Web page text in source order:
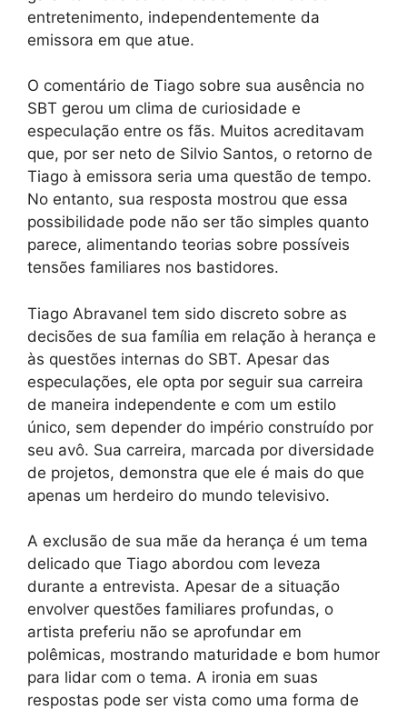
entretenimento, independentemente da
emissora em que atue.
O comentário de Tiago sobre sua ausência no
SBT gerou um clima de curiosidade e
especulação entre os fãs. Muitos acreditavam
que, por ser neto de Silvio Santos, o retorno de
Tiago à emissora seria uma questão de tempo.
No entanto, sua resposta mostrou que essa
possibilidade pode não ser tão simples quanto
parece, alimentando teorias sobre possíveis
tensões familiares nos bastidores.
Tiago Abravanel tem sido discreto sobre as
decisões de sua família em relação à herança e
às questões internas do SBT. Apesar das
especulações, ele opta por seguir sua carreira
de maneira independente e com um estilo
único, sem depender do império construído por
seu avô. Sua carreira, marcada por diversidade
de projetos, demonstra que ele é mais do que
apenas um herdeiro do mundo televisivo.
A exclusão de sua mãe da herança é um tema
delicado que Tiago abordou com leveza
durante a entrevista. Apesar de a situação
envolver questões familiares profundas, o
artista preferiu não se aprofundar em
polêmicas, mostrando maturidade e bom humor
para lidar com o tema. A ironia em suas
respostas pode ser vista como uma forma de